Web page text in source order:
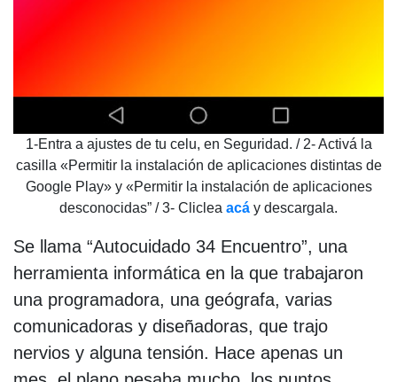
1-Entra a ajustes de tu celu, en Seguridad. / 2- Activá la
casilla «Permitir la instalación de aplicaciones distintas de
Google Play» y «Permitir la instalación de aplicaciones
desconocidas” / 3- Cliclea acá y descargala.
Se llama “Autocuidado 34 Encuentro”, una
herramienta informática en la que trabajaron
una programadora, una geógrafa, varias
comunicadoras y diseñadoras, que trajo
nervios y alguna tensión. Hace apenas un